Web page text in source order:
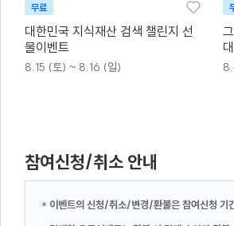
무료
대한민국 지식재산 검색 챌린지 선
물이벤트
8.15 (토) ~ 8.16 (일)
참여신청/취소 안내
* 이벤트의 신청/취소/변경/환불은 참여신청 기